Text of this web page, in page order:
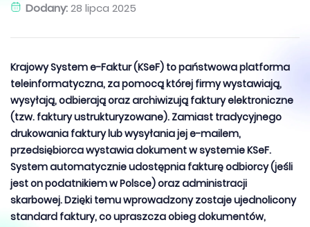
Dodany:28 lipca 2025
Krajowy System e-Faktur (KSeF) to państwowa platforma
teleinformatyczna, za pomocą której firmy wystawiają,
wysyłają, odbierają oraz archiwizują faktury elektroniczne
(tzw. faktury ustrukturyzowane). Zamiast tradycyjnego
drukowania faktury lub wysyłania jej e-mailem,
przedsiębiorca wystawia dokument w systemie KSeF.
System automatycznie udostępnia fakturę odbiorcy (jeśli
jest on podatnikiem w Polsce) oraz administracji
skarbowej. Dzięki temu wprowadzony zostaje ujednolicony
standard faktury, co upraszcza obieg dokumentów,